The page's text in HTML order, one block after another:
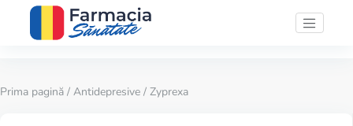
Prima pagină / Antidepresive / Zyprexa